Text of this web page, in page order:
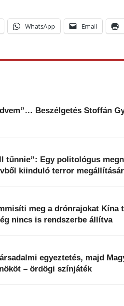
WhatsApp Email
Beszélgetés Stoffán
tűnnie”: Egy politológus
kiinduló terror
meg a drónrajokat Kína
nincs is rendszerbe állítva
egyeztetés, majd
– ördögi színjáték